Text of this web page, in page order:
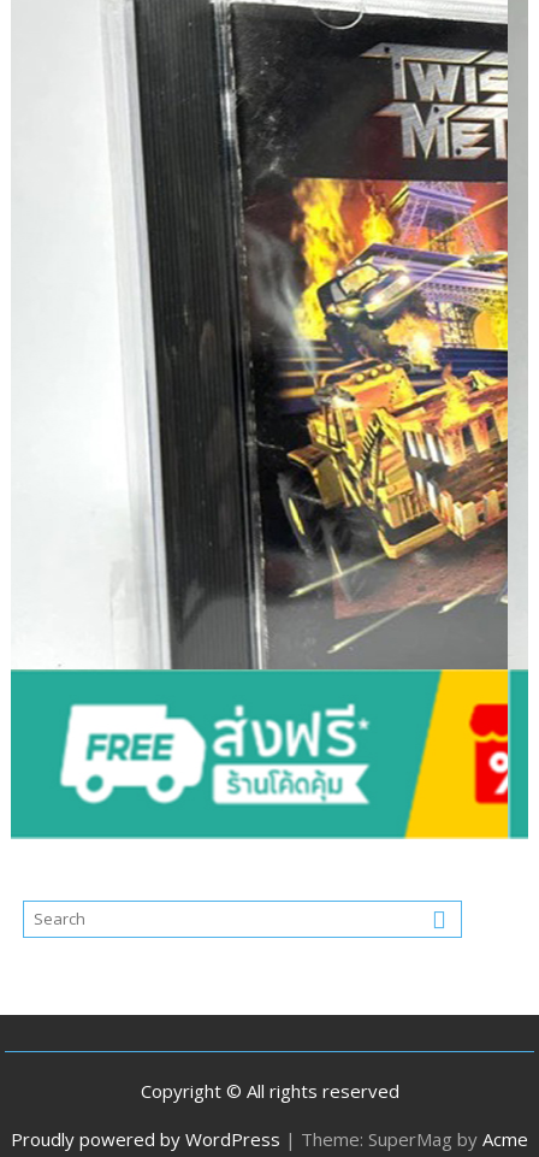
Copyright © All rights reserved
Proudly powered by WordPress | Theme: SuperMag by Acme